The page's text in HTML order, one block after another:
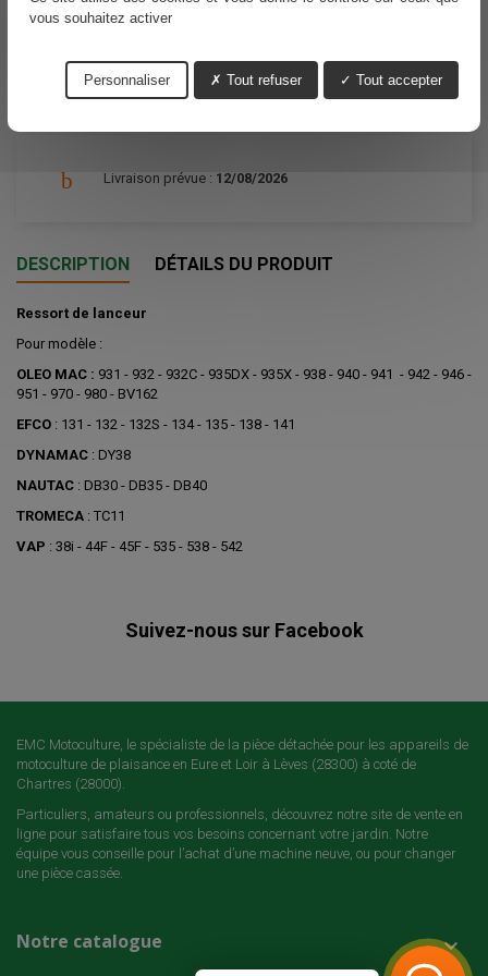
Partager
Livraison prévue : 12/08/2026
DESCRIPTION DÉTAILS DU PRODUIT
Ressort de lanceur
Pour modèle :
OLEO MAC : 931 - 932 - 932C - 935DX - 935X - 938 - 940 - 941 - 942 - 946 -
951 - 970 - 980 - BV162
EFCO : 131 - 132 - 132S - 134 - 135 - 138 - 141
DYNAMAC : DY38
NAUTAC : DB30 - DB35 - DB40
TROMECA : TC11
VAP : 38i - 44F - 45F - 535 - 538 - 542
Suivez-nous sur Facebook
EMC Motoculture, le spécialiste de la pièce détachée pour les appareils de
motoculture de plaisance en Eure et Loir à Lèves (28300) à coté de
Chartres (28000).
Particuliers, amateurs ou professionnels, découvrez notre site de vente en
ligne pour satisfaire tous vos besoins concernant votre jardin. Notre
équipe vous conseille pour l’achat d’une machine neuve, ou pour changer
une pièce cassée.
Notre catalogue 
vous souhaitez activer
Tout accepter
Tout refuser
Personnaliser